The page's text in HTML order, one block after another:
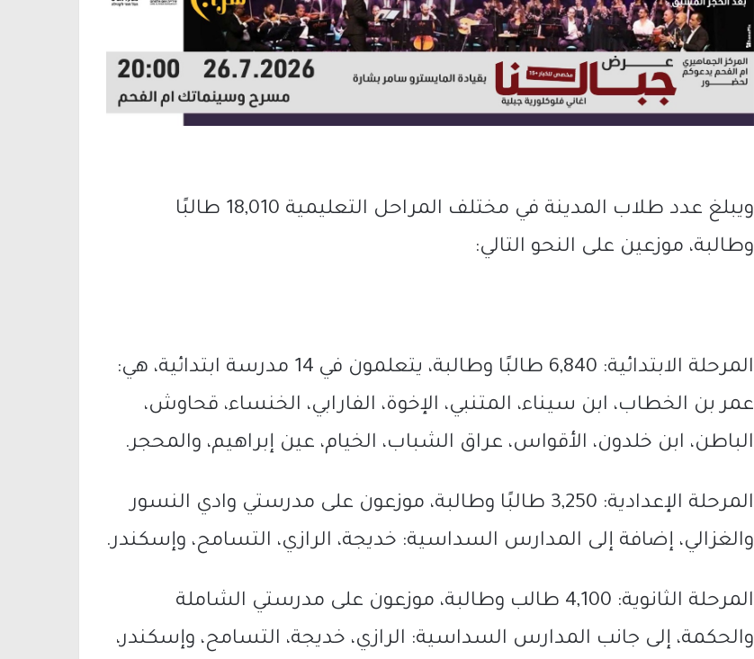
ويبلغ عدد طلاب المدينة في مختلف المراحل التعليمية 18,010 طالبًا
وطالبة، موزعين على النحو التالي:
المرحلة الابتدائية: 6,840 طالبًا وطالبة، يتعلمون في 14 مدرسة ابتدائية، هي:
عمر بن الخطاب، ابن سيناء، المتنبي، الإخوة، الفارابي، الخنساء، قحاوش،
الباطن، ابن خلدون، الأقواس، عراق الشباب، الخيام، عين إبراهيم، والمحجر.
المرحلة الإعدادية: 3,250 طالبًا وطالبة، موزعون على مدرستي وادي النسور
والغزالي، إضافة إلى المدارس السداسية: خديجة، الرازي، التسامح، وإسكندر.
المرحلة الثانوية: 4,100 طالب وطالبة، موزعون على مدرستي الشاملة
والحكمة، إلى جانب المدارس السداسية: الرازي، خديجة، التسامح، وإسكندر،